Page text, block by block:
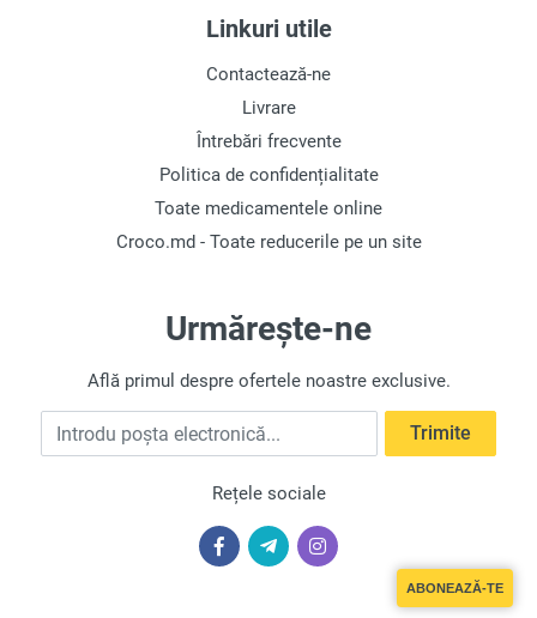
Linkuri utile
Contactează-ne
Livrare
Întrebări frecvente
Politica de confidențialitate
Toate medicamentele online
Croco.md - Toate reducerile pe un site
Urmărește-ne
Află primul despre ofertele noastre exclusive.
Introdu poșta electronică Trimite
Rețele sociale
ABONEAZĂ-TE